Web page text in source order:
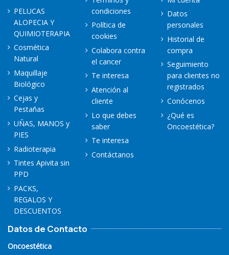
PELUCAS
ALOPECIA Y
QUIMIOTERAPIA
Cosmética
Natural
Maquillaje
Biológico
Cejas y
Pestañas
UÑAS, MANOS y
PIES
Radioterapia
Tintes Apivita sin
PPD
PACKS,
REGALOS Y
DESCUENTOS
condiciones
Política de
cookies
Colabora contra
el cancer
Te interesa
Atención al
cliente
Lo que debes
saber
Te interesa
Contáctanos
Datos
personales
Historial de
compra
Seguimiento
para clientes no
registrados
Conócenos
¿Qué es
Oncoestética?
Datos de Contacto
Oncoestética